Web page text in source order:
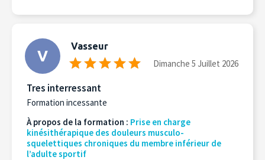
V
Vasseur
Dimanche 5 Juillet 2026
Tres interressant
Formation incessante
À propos de la formation : Prise en charge
kinésithérapique des douleurs musculo-
squelettiques chroniques du membre inférieur de
l’adulte sportif